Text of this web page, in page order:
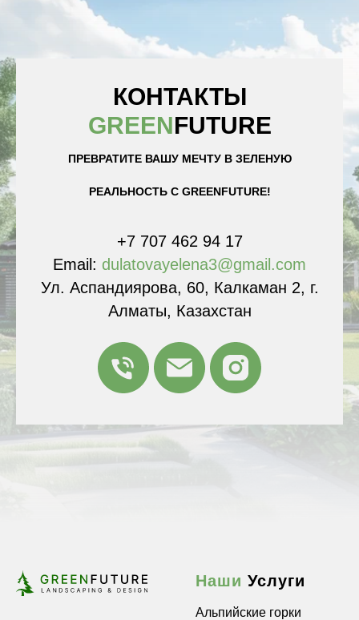
КОНТАКТЫ
GREENFUTURE
ПРЕВРАТИТЕ ВАШУ МЕЧТУ В ЗЕЛЕНУЮ
РЕАЛЬНОСТЬ С GREENFUTURE!
+7 707 462 94 17
Email: dulatovayelena3@gmail.com
Ул. Аспандиярова, 60, Калкаман 2, г.
Алматы, Казахстан
Наши Услуги
Альпийские горки